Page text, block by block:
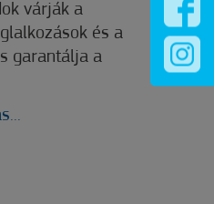
várják a
és a
garantálja a